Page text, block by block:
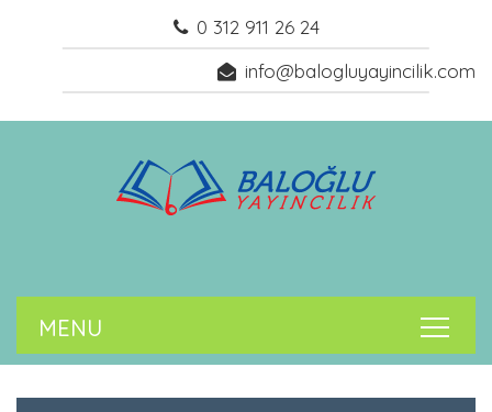
0 312 911 26 24
info@balogluyayincilik.com